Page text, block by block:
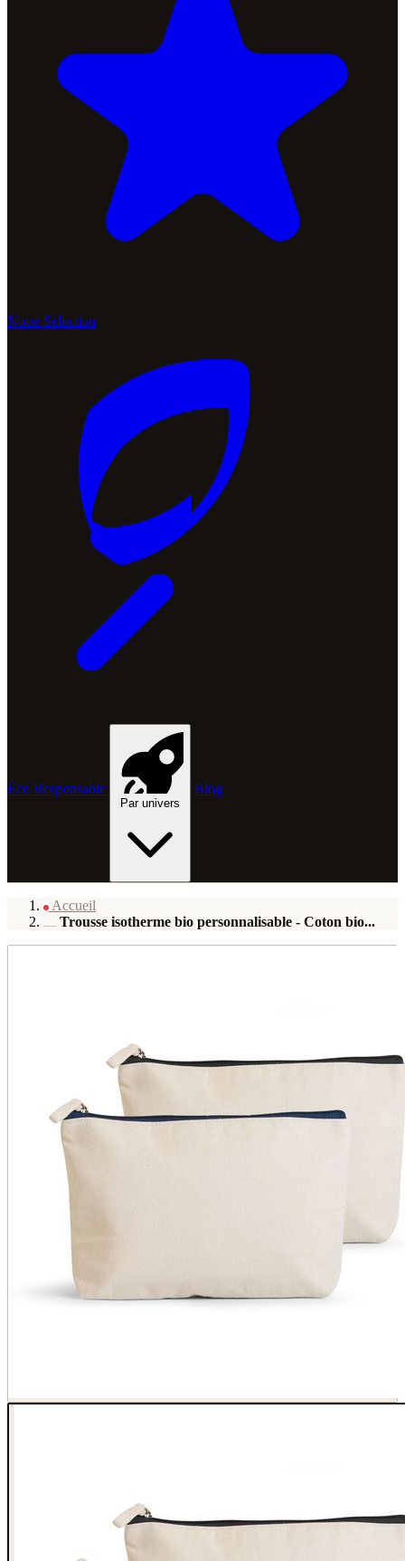
Notre Sélection
Éco Responsable
Par univers
Blog
Accueil
Trousse isotherme bio personnalisable - Coton bio...